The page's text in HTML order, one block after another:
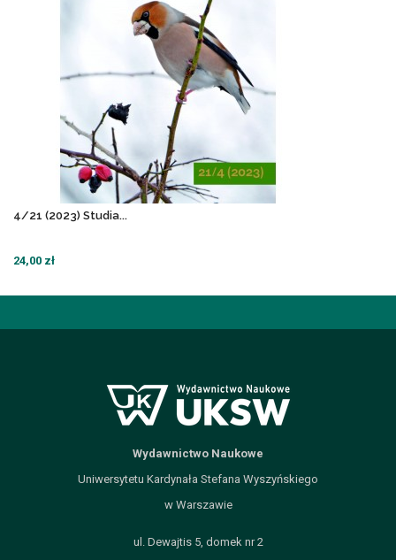
4/21 (2023) Studia...
24,00 zł
Wydawnictwo Naukowe
Uniwersytetu Kardynała Stefana Wyszyńskiego
w Warszawie
ul. Dewajtis 5, domek nr 2